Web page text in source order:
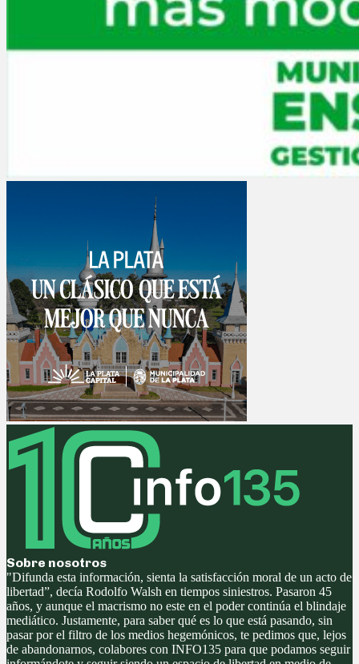
Sobre nosotros
"Difunda esta información, sienta la satisfacción moral de un acto de
libertad”, decía Rodolfo Walsh en tiempos siniestros. Pasaron 45
años, y aunque el macrismo no este en el poder continúa el blindaje
mediático. Justamente, para saber qué es lo que está pasando, sin
pasar por el filtro de los medios hegemónicos, te pedimos que, lejos
de abandonarnos, colabores con INFO135 para que podamos seguir